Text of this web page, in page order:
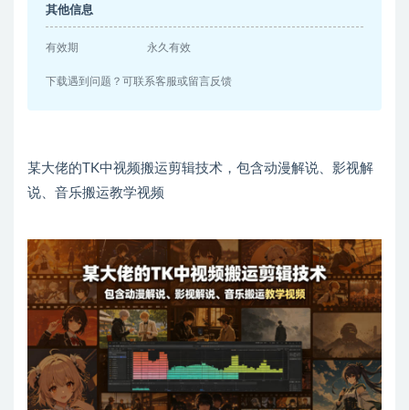
其他信息
有效期 永久有效
下载遇到问题？可联系客服或留言反馈
某大佬的TK中视频搬运剪辑技术，包含动漫解说、影视解
说、音乐搬运教学视频